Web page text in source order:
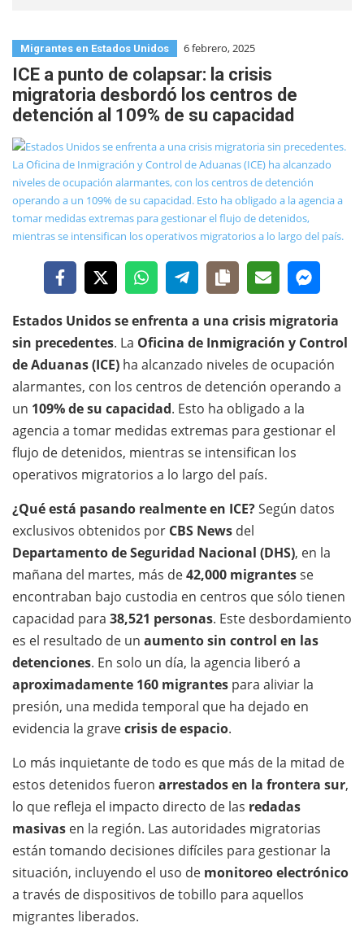
Migrantes en Estados Unidos 6 febrero, 2025
ICE a punto de colapsar: la crisis
migratoria desbordó los centros de
detención al 109% de su capacidad
Estados Unidos se enfrenta a una crisis migratoria
sin precedentes. La Oficina de Inmigración y Control
de Aduanas (ICE) ha alcanzado niveles de ocupación
alarmantes, con los centros de detención operando a
un 109% de su capacidad. Esto ha obligado a la
agencia a tomar medidas extremas para gestionar el
flujo de detenidos, mientras se intensifican los
operativos migratorios a lo largo del país.
¿Qué está pasando realmente en ICE?Según datos
exclusivos obtenidos por CBS News del
Departamento de Seguridad Nacional (DHS), en la
mañana del martes, más de42,000 migrantesse
encontraban bajo custodia en centros que sólo tienen
capacidad para 38,521 personas. Este desbordamiento
es el resultado de un aumento sin control en las
detenciones. En solo un día, la agencia liberó a
aproximadamente 160 migrantes para aliviar la
presión, una medida temporal que ha dejado en
evidencia la gravecrisis de espacio.
Lo más inquietante de todo es que más de la mitad de
estos detenidos fueron arrestados en la frontera sur,
lo que refleja el impacto directo de las redadas
masivas en la región. Las autoridades migratorias
están tomando decisiones difíciles para gestionar la
situación, incluyendo el uso de monitoreo electrónico
a través de dispositivos de tobillo para aquellos
migrantes liberados.